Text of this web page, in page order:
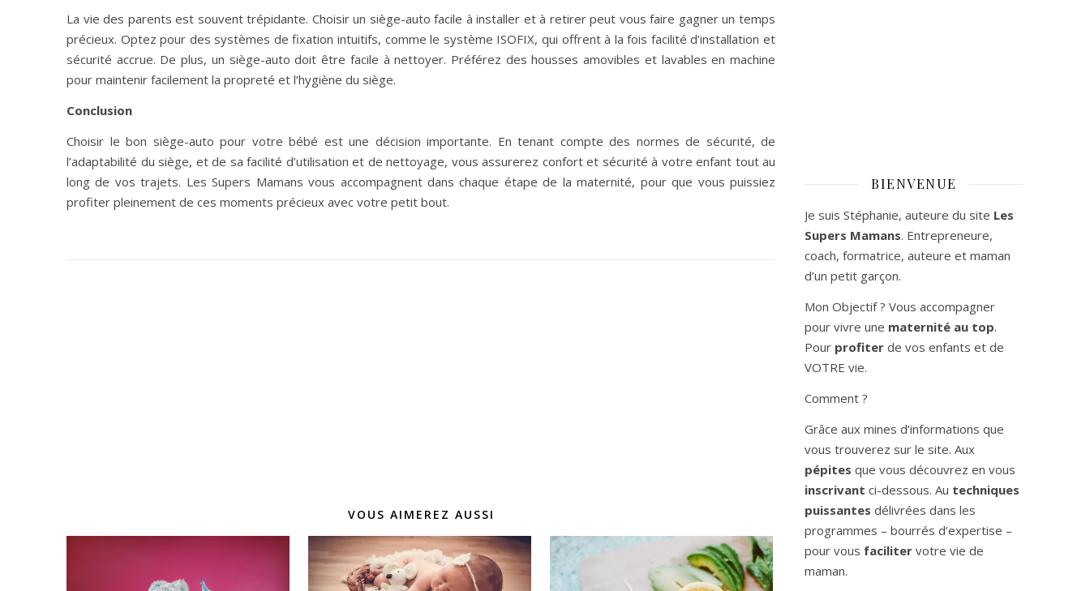
La vie des parents est souvent trépidante. Choisir un siège-auto facile à installer et à retirer peut vous faire gagner un temps
précieux. Optez pour des systèmes de fixation intuitifs, comme le système ISOFIX, qui offrent à la fois facilité d’installation et
sécurité accrue. De plus, un siège-auto doit être facile à nettoyer. Préférez des housses amovibles et lavables en machine
pour maintenir facilement la propreté et l’hygiène du siège.
Conclusion
Choisir le bon siège-auto pour votre bébé est une décision importante. En tenant compte des normes de sécurité, de
l’adaptabilité du siège, et de sa facilité d’utilisation et de nettoyage, vous assurerez confort et sécurité à votre enfant tout au
long de vos trajets. Les Supers Mamans vous accompagnent dans chaque étape de la maternité, pour que vous puissiez
profiter pleinement de ces moments précieux avec votre petit bout.
VOUS AIMEREZ AUSSI
BIENVENUE
Je suis Stéphanie, auteure du site Les
Supers Mamans. Entrepreneure,
coach, formatrice, auteure et maman
d’un petit garçon.
Mon Objectif ? Vous accompagner
pour vivre une maternité au top.
Pour profiter de vos enfants et de
VOTRE vie.
Comment ?
Grâce aux mines d’informations que
vous trouverez sur le site. Aux
pépites que vous découvrez en vous
inscrivant ci-dessous. Au techniques
puissantes délivrées dans les
programmes – bourrés d’expertise –
pour vous faciliter votre vie de
maman.